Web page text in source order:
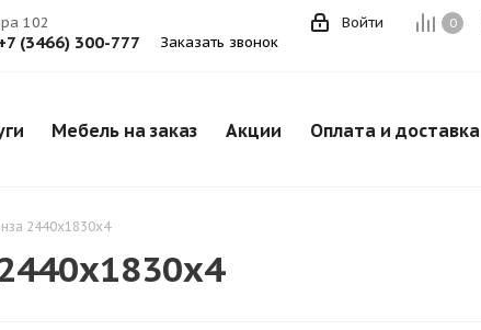
102 0
Войти
(3466) 300-777 Заказать звонок
Мебель на заказ Акции Оплата и доставка
2440х1830х4